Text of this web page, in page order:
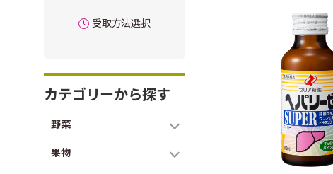
受取方法選択
カテゴリーから探す
野菜
果物